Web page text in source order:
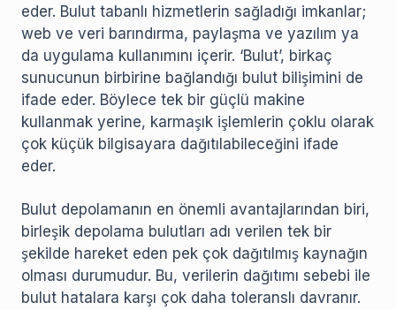
eder. Bulut tabanlı hizmetlerin sağladığı imkanlar;
web ve veri barındırma, paylaşma ve yazılım ya
da uygulama kullanımını içerir. ‘Bulut’, birkaç
sunucunun birbirine bağlandığı bulut bilişimini de
ifade eder. Böylece tek bir güçlü makine
kullanmak yerine, karmaşık işlemlerin çoklu olarak
çok küçük bilgisayara dağıtılabileceğini ifade
eder.
Bulut depolamanın en önemli avantajlarından biri,
birleşik depolama bulutları adı verilen tek bir
şekilde hareket eden pek çok dağıtılmış kaynağın
olması durumudur. Bu, verilerin dağıtımı sebebi ile
bulut hatalara karşı çok daha toleranslı davranır.